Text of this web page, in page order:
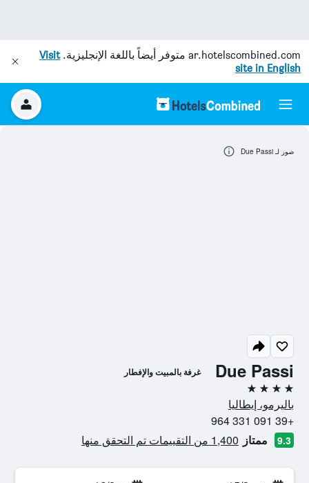
ar.hotelscombined.com متوفر أيضاً باللغة الإنجليزية.Visit
site in English
Due Passi غرفة بالمبيت والإفطار
4 نجوم
باليرمو، إيطاليا
+39 091 331 964
9.3 ممتاز 1,400 من التقييمات تم التحقق منها
صور لـ Due Passi